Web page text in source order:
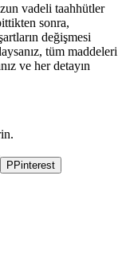
vadeli taahhütler
sonra,
değişmesi
tüm maddeleri
ve her detayın
P Pinterest